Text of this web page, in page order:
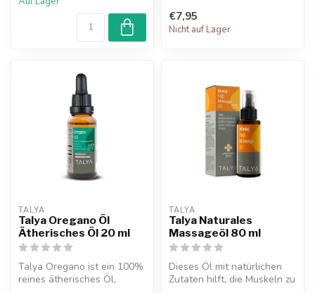
€7,95
Nicht auf Lager
TALYA
Talya Oregano Öl
Ätherisches Öl 20 ml
Talya Oregano ist ein 100%
reines ätherisches Öl,
TALYA
Talya Naturales
Massageöl 80 ml
Dieses Öl mit natürlichen
Zutaten hilft, die Muskeln zu